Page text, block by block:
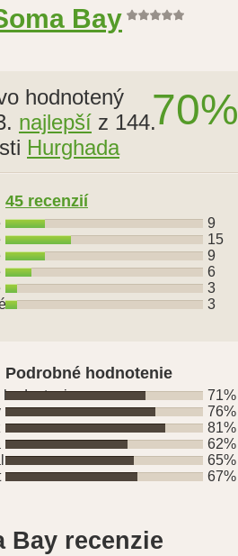
Bay
70%
hodnotený
najlepší z 144.
Hurghada
45 recenzií
9
15
9
6
3
3
Podrobné hodnotenie
71%
76%
81%
62%
65%
67%
Bay recenzie